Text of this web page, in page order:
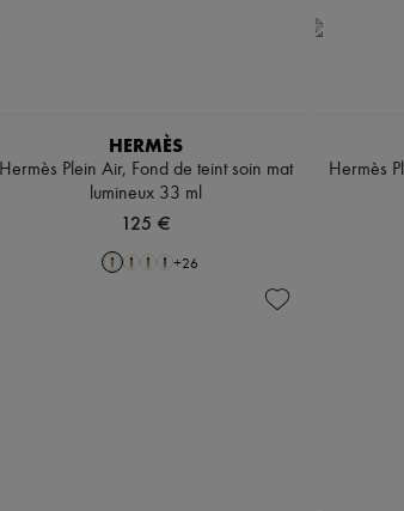
HERMÈS
Hermès Plein Air, Fond de teint soin mat
lumineux 33 ml
125 €
+26
Hermès